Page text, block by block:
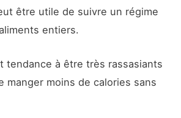
être utile de suivre un régime
entiers.
tendance à être très rassasiants
manger moins de calories sans